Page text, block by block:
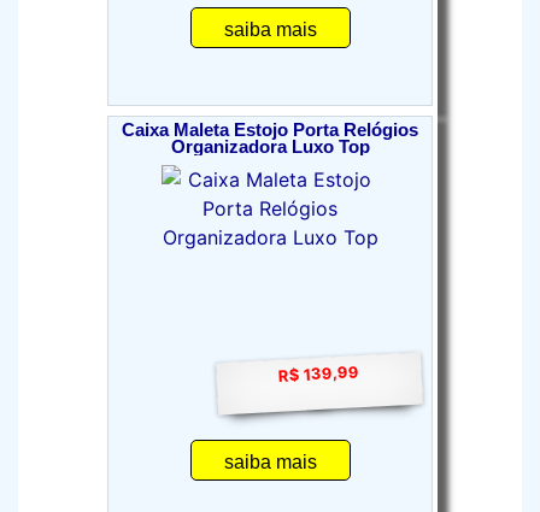
saiba mais
Caixa Maleta Estojo Porta Relógios
Organizadora Luxo Top
R$ 139,99
saiba mais